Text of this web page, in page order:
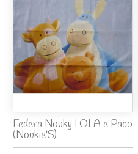
Federa Nouky LOLA e Paco
(Noukie'S)